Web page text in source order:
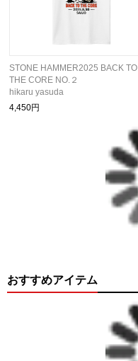
STONE HAMMER2025 BACK TO
THE CORE NO.２
hikaru yasuda
4,450円
おすすめアイテム